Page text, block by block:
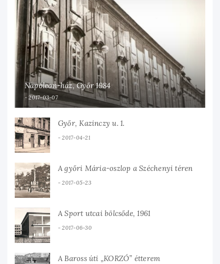
Napóleon-ház, Győr 1984
2017-03-07
Győr, Kazinczy u. 1.
2017-04-21
A győri Mária-oszlop a Széchenyi téren
2017-05-23
A Sport utcai bölcsőde, 1961
2017-06-30
A Baross úti „KORZÓ” étterem